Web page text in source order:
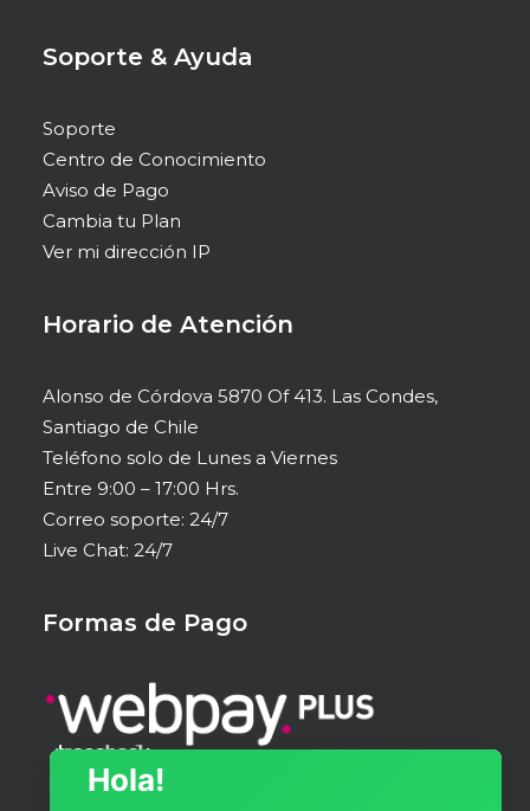
Soporte & Ayuda
Soporte
Centro de Conocimiento
Aviso de Pago
Cambia tu Plan
Ver mi dirección IP
Horario de Atención
Alonso de Córdova 5870 Of 413. Las Condes,
Santiago de Chile
Teléfono solo de Lunes a Viernes
Entre 9:00 – 17:00 Hrs.
Correo soporte: 24/7
Live Chat: 24/7
Formas de Pago
Hola!